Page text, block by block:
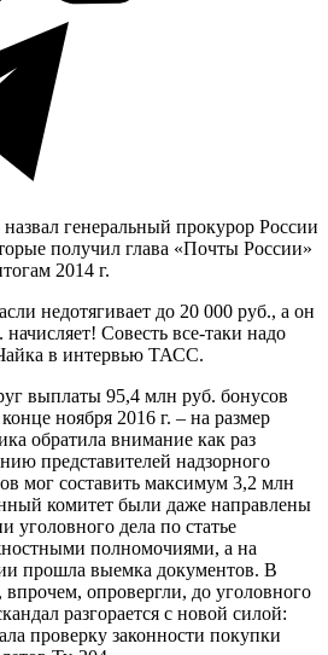
генеральный прокурор России
получил глава «Почты России»
2014 г.
недотягивает до 20 000 руб., а он
Совесть все-таки надо
в интервью ТАСС.
выплаты 95,4 млн руб. бонусов
ноября 2016 г. – на размер
обратила внимание как раз
представителей надзорного
мог составить максимум 3,2 млн
комитет были даже направлены
уголовного дела по статье
полномочиями, а на
прошла выемка документов. В
опровергли, до уголовного
разгорается с новой силой:
проверку законности покупки